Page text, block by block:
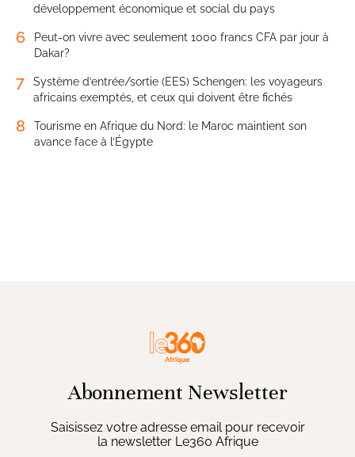
développement économique et social du pays
6
Peut-on vivre avec seulement 1000 francs CFA par jour à
Dakar?
7
Système d’entrée/sortie (EES) Schengen: les voyageurs
africains exemptés, et ceux qui doivent être fichés
8
Tourisme en Afrique du Nord: le Maroc maintient son
avance face à l’Égypte
Abonnement Newsletter
Saisissez votre adresse email pour recevoir
la newsletter Le360 Afrique